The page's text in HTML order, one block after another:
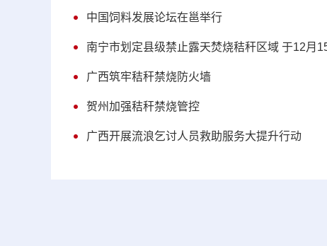
中国饲料发展论坛在邕举行
南宁市划定县级禁止露天焚烧秸秆区域 于12月
广西筑牢秸秆禁烧防火墙
贺州加强秸秆禁烧管控
广西开展流浪乞讨人员救助服务大提升行动